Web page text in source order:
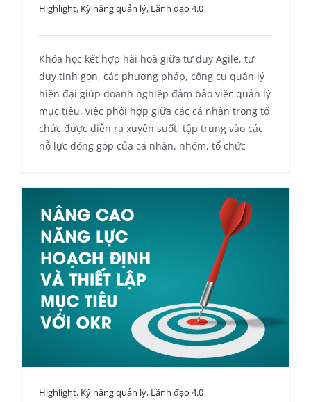
Highlight, Kỹ năng quản lý, Lãnh đạo 4.0
Khóa học kết hợp hài hoà giữa tư duy Agile, tư
duy tinh gọn, các phương pháp, công cụ quản lý
hiện đại giúp doanh nghiệp đảm bảo việc quản lý
mục tiêu, việc phối hợp giữa các cá nhân trong tổ
chức được diễn ra xuyên suốt, tập trung vào các
nỗ lực đóng góp của cá nhân, nhóm, tổ chức
Highlight, Kỹ năng quản lý, Lãnh đạo 4.0